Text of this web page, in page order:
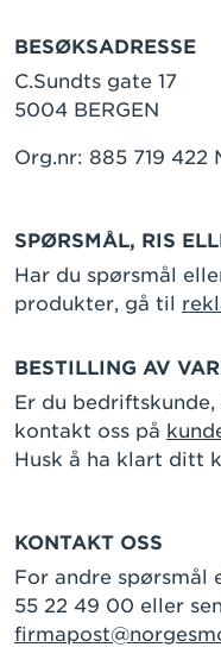
BESØKSADRESSE
C.Sundts gate 17
5004 BERGEN
Org.nr: 885 719 422
SPØRSMÅL, RIS
Har du spørsmål
produkter, gå til
BESTILLING AV
Er du
kontakt oss på
Husk å ha klart ditt
KONTAKT OSS
For andre spørsmål
55 22 49 00 eller